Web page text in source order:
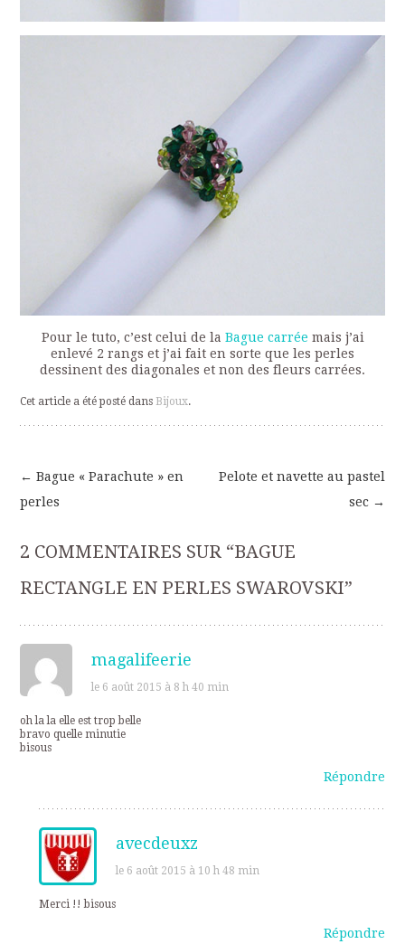
Pour le tuto, c’est celui de la Bague carrée mais j’ai
enlevé 2 rangs et j’ai fait en sorte que les perles
dessinent des diagonales et non des fleurs carrées.
Cet article a été posté dans Bijoux.
Navigation
des
articles
← Bague « Parachute » en
perles
Pelote et navette au pastel
sec →
2 COMMENTAIRES SUR “BAGUE
RECTANGLE EN PERLES SWAROVSKI”
magalifeerie
le 6 août 2015 à 8 h 40 min
oh la la elle est trop belle
bravo quelle minutie
bisous
Répondre
avecdeuxz
le 6 août 2015 à 10 h 48 min
Merci !! bisous
Répondre